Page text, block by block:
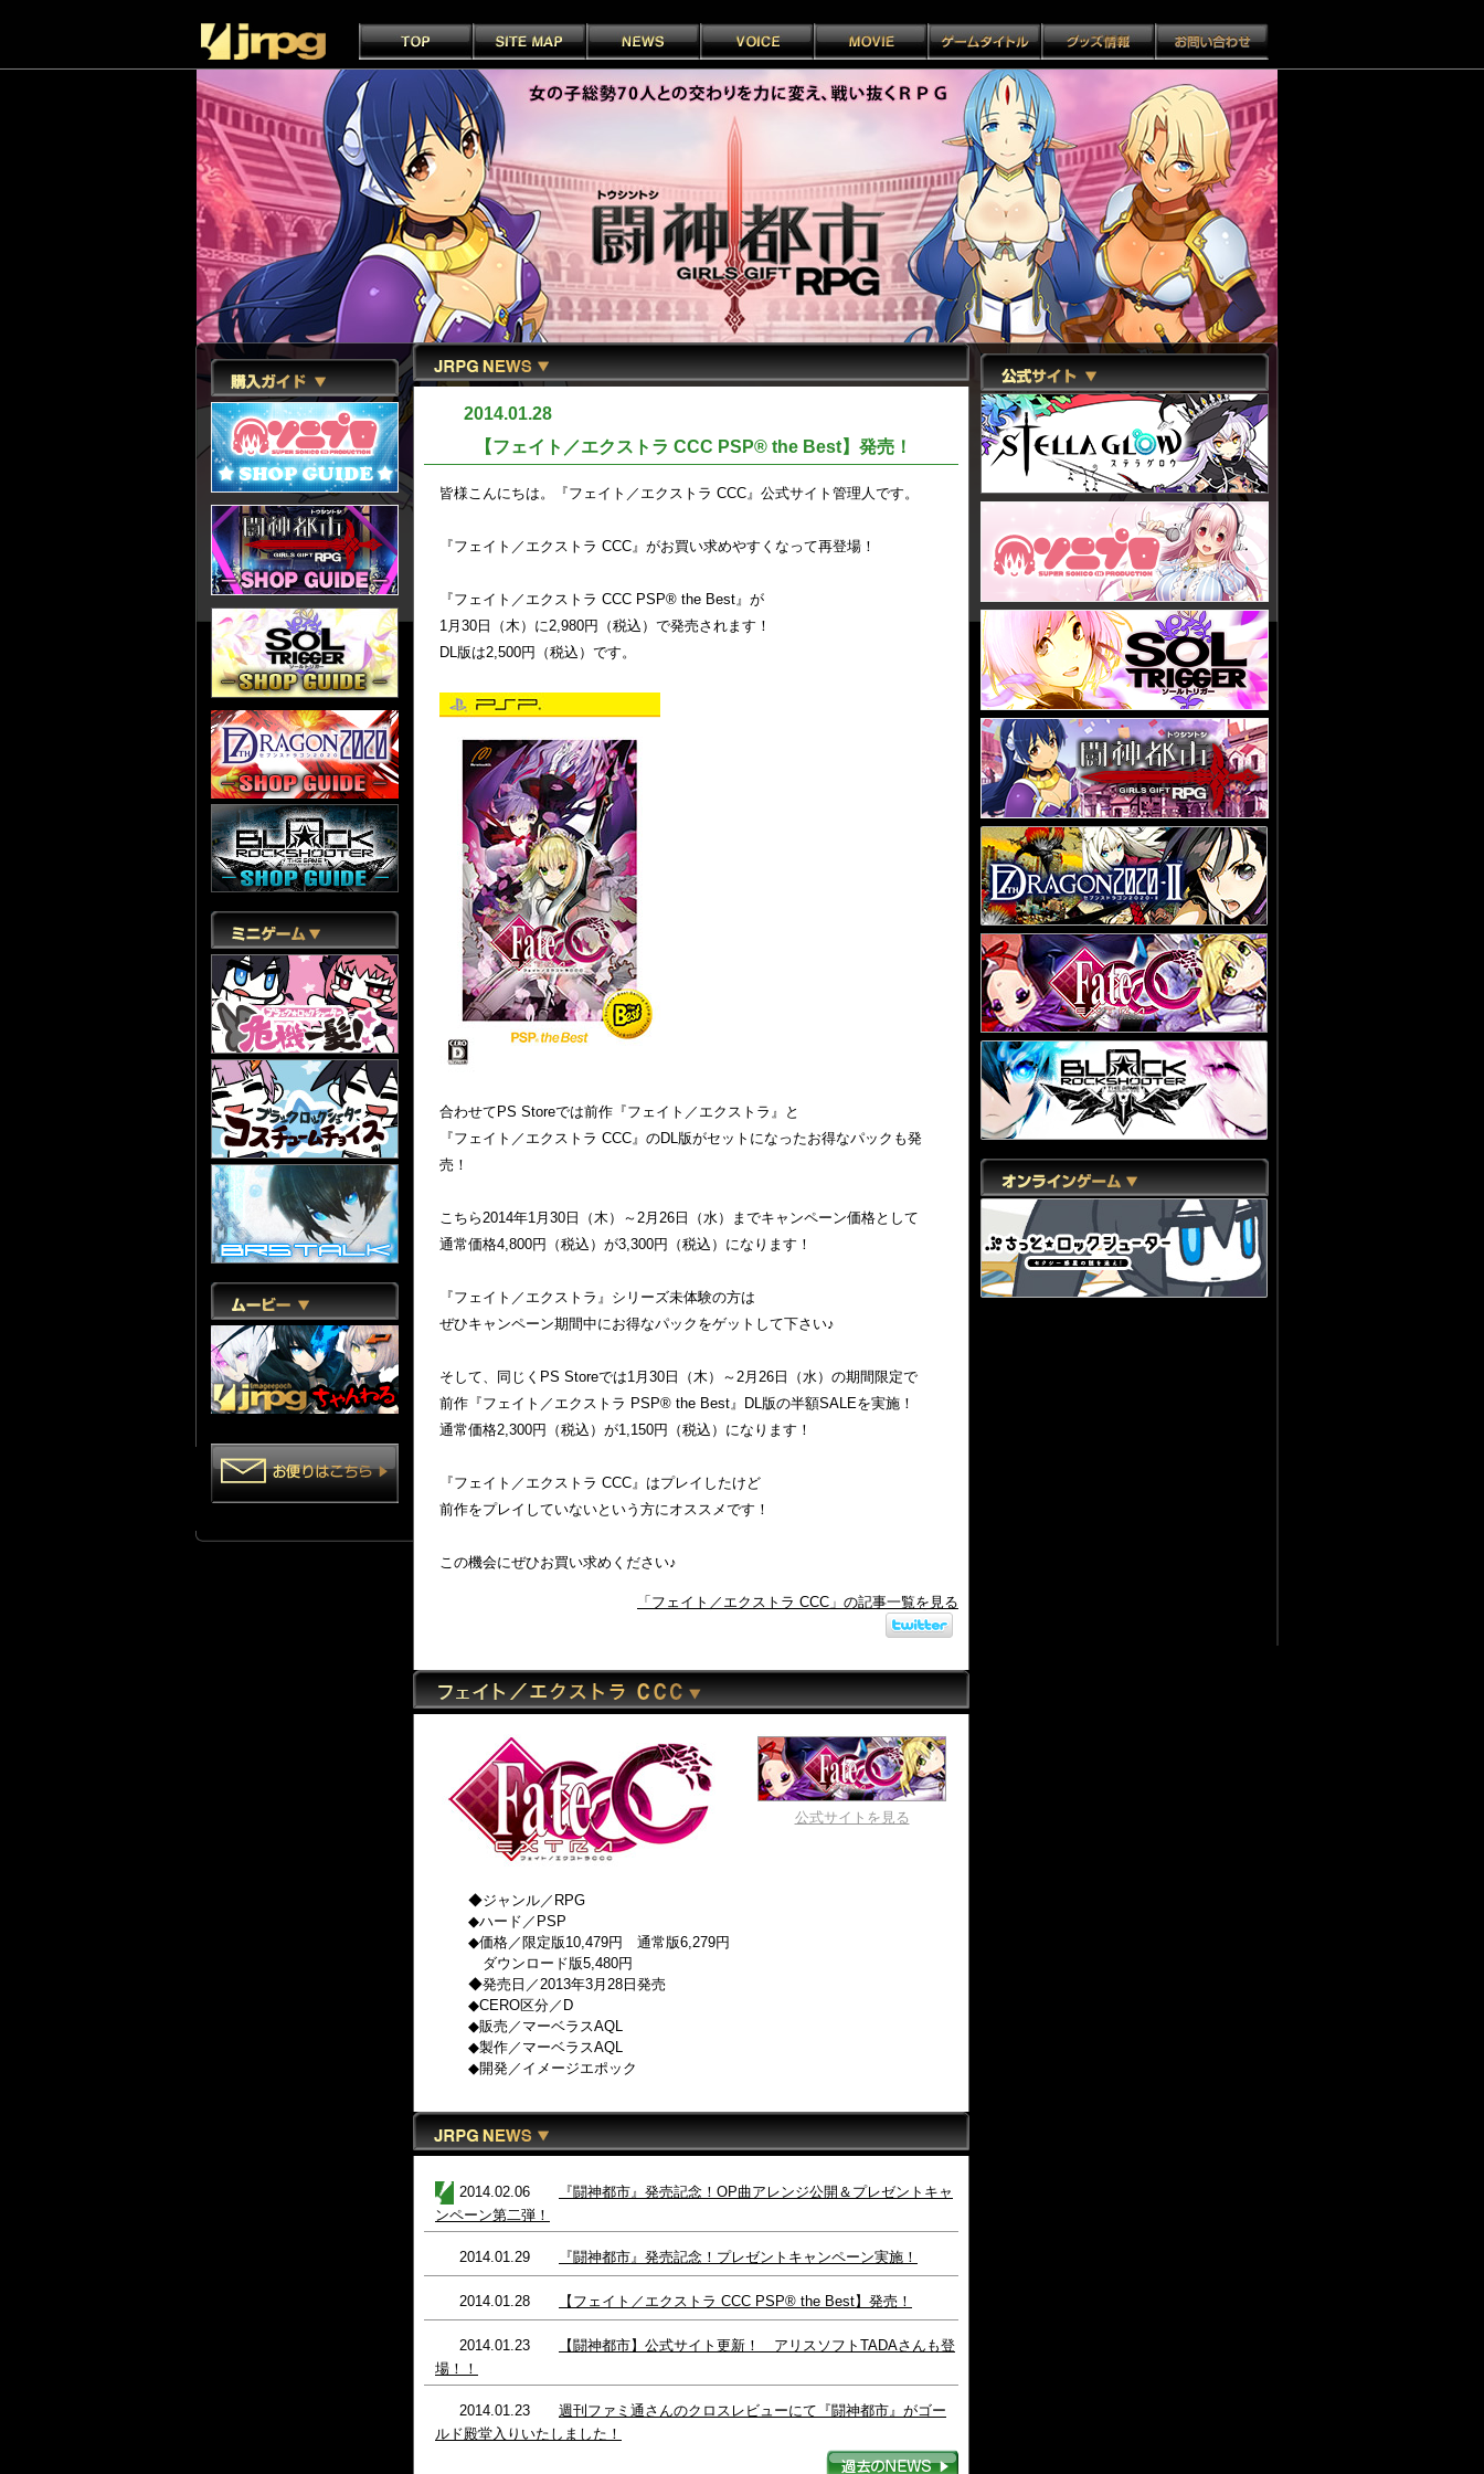
2014.01.28
【フェイト／エクストラ CCC PSP® the Best】発売！
皆様こんにちは。『フェイト／エクストラ CCC』公式サイト管理人です。
『フェイト／エクストラ CCC』がお買い求めやすくなって再登場！
『フェイト／エクストラ CCC PSP® the Best』が
1月30日（木）に2,980円（税込）で発売されます！
DL版は2,500円（税込）です。
合わせてPS Storeでは前作『フェイト／エクストラ』と
『フェイト／エクストラ CCC』のDL版がセットになったお得なパックも発
売！
こちら2014年1月30日（木）～2月26日（水）までキャンペーン価格として
通常価格4,800円（税込）が3,300円（税込）になります！
『フェイト／エクストラ』シリーズ未体験の方は
ぜひキャンペーン期間中にお得なパックをゲットして下さい♪
そして、同じくPS Storeでは1月30日（木）～2月26日（水）の期間限定で
前作『フェイト／エクストラ PSP® the Best』DL版の半額SALEを実施！
通常価格2,300円（税込）が1,150円（税込）になります！
『フェイト／エクストラ CCC』はプレイしたけど
前作をプレイしていないという方にオススメです！
この機会にぜひお買い求めください♪
「フェイト／エクストラ CCC」の記事一覧を見る
公式サイトを見る
◆ジャンル／RPG
◆ハード／PSP
◆価格／限定版10,479円 通常版6,279円
ダウンロード版5,480円
◆発売日／2013年3月28日発売
◆CERO区分／D
◆販売／マーベラスAQL
◆製作／マーベラスAQL
◆開発／イメージエポック
2014.02.06
『闘神都市』発売記念！OP曲アレンジ公開＆プレゼントキャ
ンペーン第二弾！
2014.01.29 『闘神都市』発売記念！プレゼントキャンペーン実施！
2014.01.28 【フェイト／エクストラ CCC PSP® the Best】発売！
2014.01.23
【闘神都市】公式サイト更新！ アリスソフトTADAさんも登
場！！
2014.01.23 週刊ファミ通さんのクロスレビューにて『闘神都市』がゴー
ルド殿堂入りいたしました！